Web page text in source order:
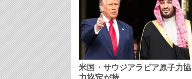
米国・サウジアラビア原子力協